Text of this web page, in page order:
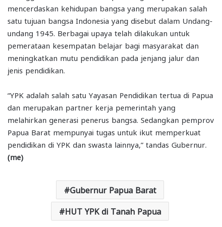
mencerdaskan kehidupan bangsa yang merupakan salah
satu tujuan bangsa Indonesia yang disebut dalam Undang-
undang 1945. Berbagai upaya telah dilakukan untuk
pemerataan kesempatan belajar bagi masyarakat dan
meningkatkan mutu pendidikan pada jenjang jalur dan
jenis pendidikan.
“YPK adalah salah satu Yayasan Pendidikan tertua di Papua
dan merupakan partner kerja pemerintah yang
melahirkan generasi penerus bangsa. Sedangkan pemprov
Papua Barat mempunyai tugas untuk ikut memperkuat
pendidikan di YPK dan swasta lainnya,” tandas Gubernur.
(me)
Gubernur Papua Barat
HUT YPK di Tanah Papua